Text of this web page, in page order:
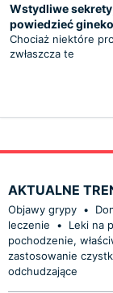
Wstydliwe
powiedzieć
Chociaż niektóre
zwłaszcza te
AKTUALNE
Objawy grypy •
leczenie
• Leki na
pochodzenie,
zastosowanie
odchudzające